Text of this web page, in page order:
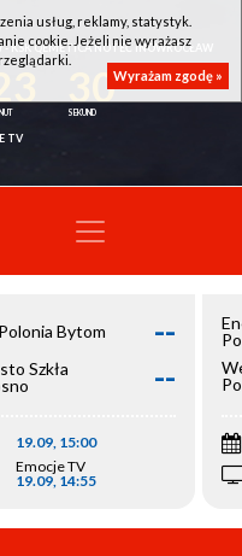
KSK QEMETICA NOTEĆ INOWROCŁAW
30
TV
Bytom --
Szkła
--
19.09, 15:00
Emocje TV
19.09, 14:55
usług, reklamy, statystyk.
cookie. Jeżeli nie wyrażasz
Wyrażam zgodę »